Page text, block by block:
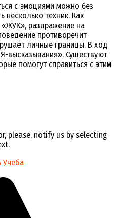
с эмоциями можно без
несколько техник. Как
«ЖУК», раздражение на
противоречит
личные границы. В ход
высказывания». Существуют
помогут справиться с этим
please, notify us by selecting
Учёба